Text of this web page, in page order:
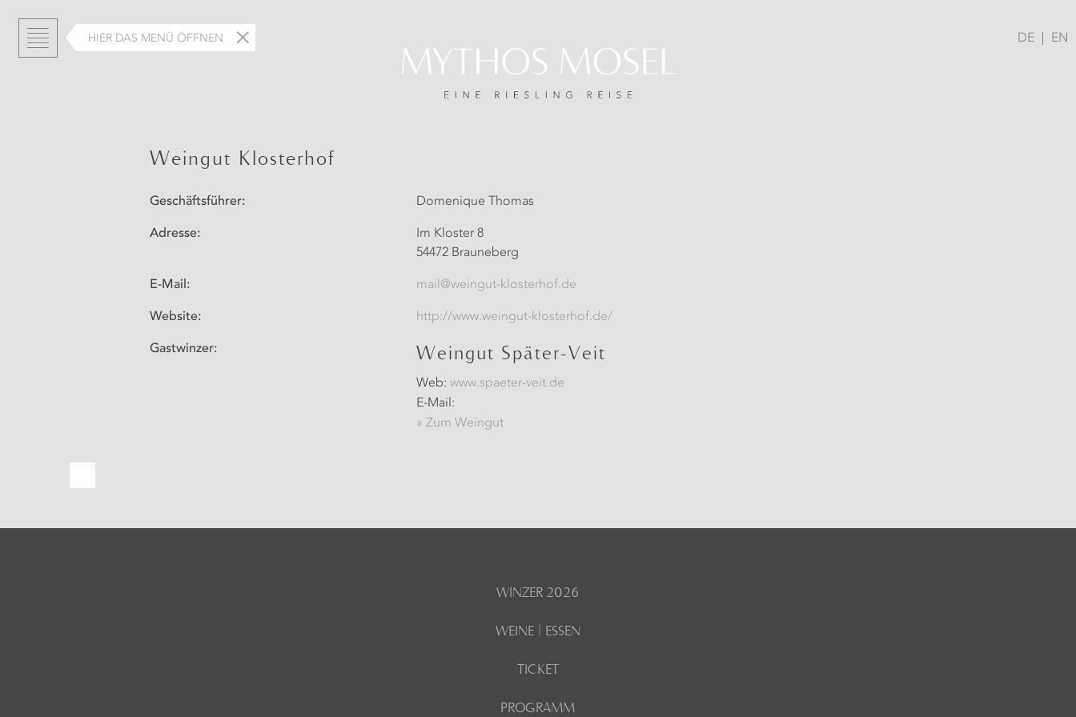
HIER DAS MENÜ ÖFFNEN DE EN
Weingut Klosterhof
Geschäftsführer: Domenique Thomas
Adresse:
Im Kloster 8
54472 Brauneberg
E-Mail: mail@weingut-klosterhof.de
Website: http://www.weingut-klosterhof.de/
Gastwinzer: Weingut Später-Veit
Web:www.spaeter-veit.de
E-Mail:
» Zum Weingut
WINZER 2026
WEINE | ESSEN
TICKET
PROGRAMM